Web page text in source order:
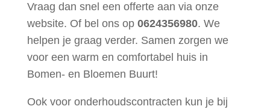
Vraag dan snel een offerte aan via onze
website. Of bel ons op 0624356980. We
helpen je graag verder. Samen zorgen we
voor een warm en comfortabel huis in
Bomen- en Bloemen Buurt!
Ook voor onderhoudscontracten kun je bij